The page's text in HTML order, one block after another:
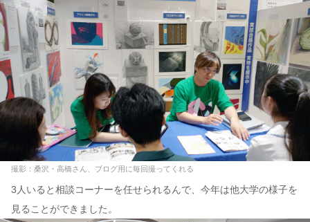
撮影：桑沢・高橋さん、ブログ用に毎回撮ってくれる
3人いると相談コーナーを任せられるんで、今年は他大学の様子を
見ることができました。